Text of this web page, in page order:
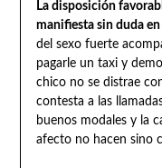
La disposición
manifiesta sin duda
del sexo fuerte
pagarle un taxi y
chico no se distrae
contesta a las
buenos modales y la
afecto no hacen sino